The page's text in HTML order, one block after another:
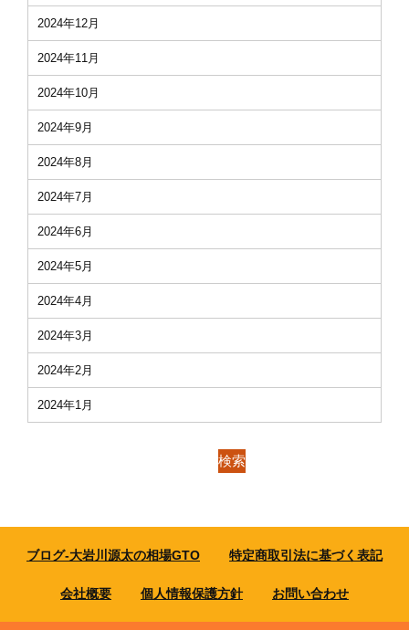
2024年12月
2024年11月
2024年10月
2024年9月
2024年8月
2024年7月
2024年6月
2024年5月
2024年4月
2024年3月
2024年2月
2024年1月
検索
ブログ-大岩川源太の相場GTO 特定商取引法に基づく表記
会社概要 個人情報保護方針 お問い合わせ